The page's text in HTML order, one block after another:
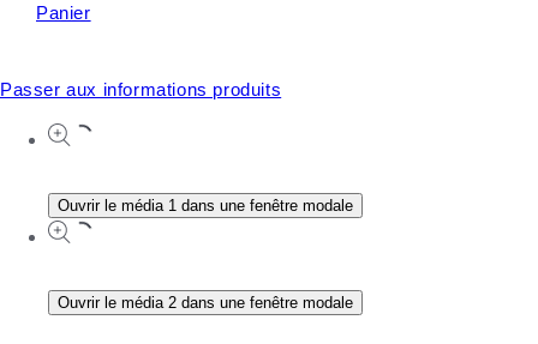
Panier
Passer aux informations produits
Ouvrir le média 1 dans une fenêtre modale
Ouvrir le média 2 dans une fenêtre modale